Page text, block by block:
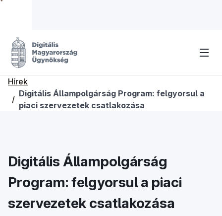
Hírek
/
Digitális Állampolgárság Program: felgyorsul a
piaci szervezetek csatlakozása
Digitális Állampolgárság
Program: felgyorsul a piaci
szervezetek csatlakozása